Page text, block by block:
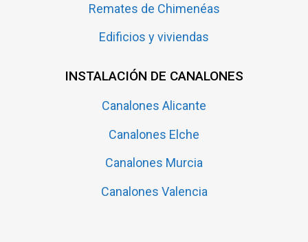
Remates de Chimenéas
Edificios y viviendas
INSTALACIÓN DE CANALONES
Canalones Alicante
Canalones Elche
Canalones Murcia
Canalones Valencia